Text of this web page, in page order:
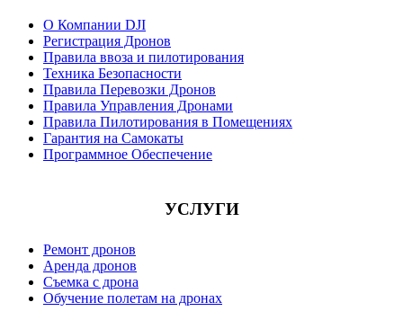
О Компании DJI
Регистрация Дронов
Правила ввоза и пилотирования
Техника Безопасности
Правила Перевозки Дронов
Правила Управления Дронами
Правила Пилотирования в Помещениях
Гарантия на Самокаты
Программное Обеспечение
УСЛУГИ
Ремонт дронов
Аренда дронов
Съемка с дрона
Обучение полетам на дронах